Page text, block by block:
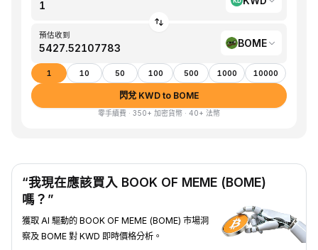
預估收到
BOME
1 10 50 100 500 1000 10000
閃兌 KWD to BOME
零手續費 · 350+ 加密貨幣 · 40+ 法幣
“我現在應該買入 BOOK OF MEME (BOME)
嗎？”
獲取 AI 驅動的 BOOK OF MEME (BOME) 市場洞
察及 BOME 對 KWD 即時價格分析。